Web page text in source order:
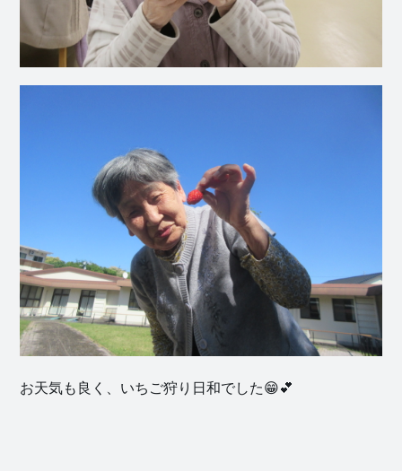
お天気も良く、いちご狩り日和でした😁💕